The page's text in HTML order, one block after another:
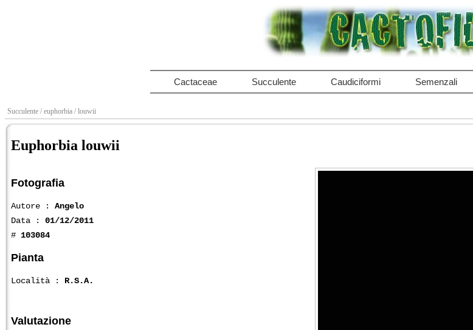
Cactaceae Succulente Caudiciformi Semenzali
Succulente / euphorbia / louwii
Euphorbia louwii
Fotografia
Autore : Angelo
Data : 01/12/2011
# 103084
Pianta
Località : R.S.A.
Valutazione